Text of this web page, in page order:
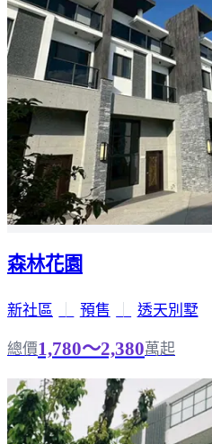
森林花園
新社區 預售 透天別墅
總價1,780～2,380萬起